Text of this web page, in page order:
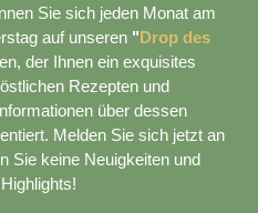
Sie sich jeden Monat am
auf unseren "Drop des
der Ihnen ein exquisites
Rezepten und
über dessen
Melden Sie sich jetzt an
Sie keine Neuigkeiten und